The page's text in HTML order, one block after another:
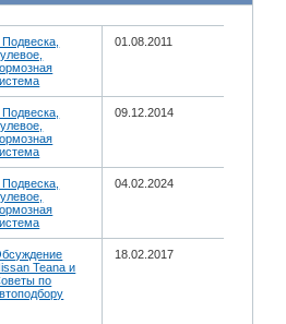
Подвеска,
01.08.2011
Подвеска,
09.12.2014
Подвеска,
04.02.2024
Teana и
по
18.02.2017